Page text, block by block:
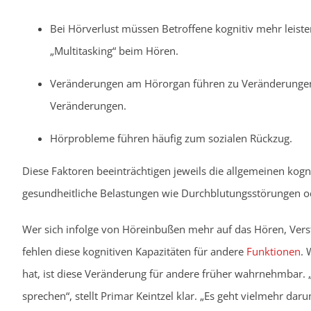
Bei Hörverlust müssen Betroffene kognitiv mehr
„Multitasking“ beim Hören.
Veränderungen am Hörorgan führen zu
Veränderungen.
Hörprobleme führen häufig zum sozialen Rückzug.
Diese Faktoren beeinträchtigen jeweils die allgemeinen
gesundheitliche Belastungen wie Durchblutungsstörungen
Wer sich infolge von Höreinbußen mehr auf das Hören,
fehlen diese kognitiven Kapazitäten für andere Funktionen.
hat, ist diese Veränderung für andere früher
sprechen“, stellt Primar Keintzel klar. „Es geht vielmehr